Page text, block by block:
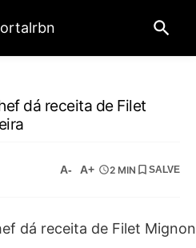
dá receita de Filet
A- A+ 2 MIN SALVE